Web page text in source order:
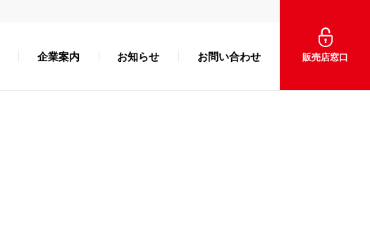
企業案内 お知らせ お問い合わせ 販売店窓口